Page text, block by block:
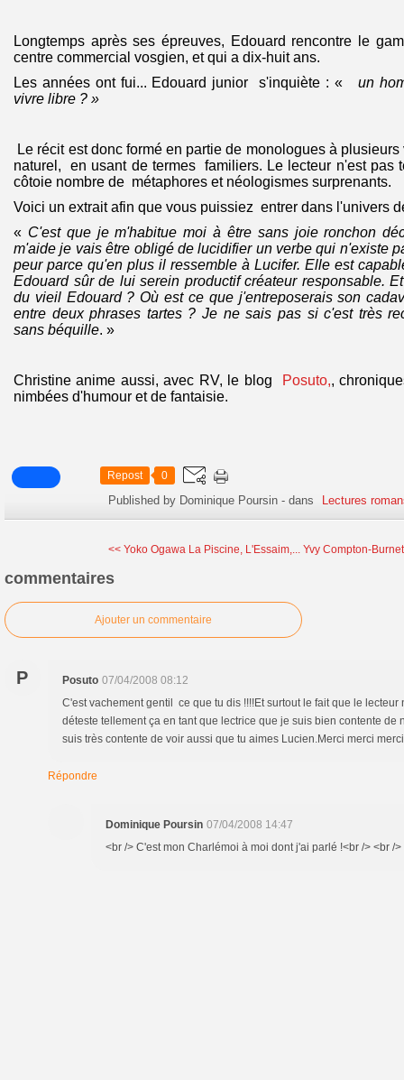
Longtemps après ses épreuves, Edouard rencontre le
centre commercial vosgien, et qui a dix-huit ans.
Les années ont fui... Edouard junior s'inquiète : «un
vivre libre ? »
Le récit est donc formé en partie de monologues à
naturel, en usant de termes familiers. Le lecteur n'est pas
côtoie nombre de métaphores et néologismes surprenants.
Voici un extrait afin que vous puissiez entrer dans l'univers
« C'est que je m'habitue moi à être sans joie ronchon
m'aide je vais être obligé de lucidifier un verbe qui n'existe
peur parce qu'en plus il ressemble à Lucifer. Elle est
Edouard sûr de lui serein productif créateur responsable.
du vieil Edouard ? Où est ce que j'entreposerais son
entre deux phrases tartes ? Je ne sais pas si c'est très
sans béquille. »
Christine anime aussi, avec RV, le blog Posuto,,
nimbées d'humour et de fantaisie.
Repost 0
Published by Dominique Poursin -dans Lectures
<< Yoko Ogawa La Piscine, L'Essaim,... Yvy Compton-
commentaires
Ajouter un commentaire
P Posuto 07/04/2008 08:12
C'est vachement gentil ce que tu dis !!!!Et surtout le fait que le lecteur
déteste tellement ça en tant que lectrice que je suis bien contente de
suis très contente de voir aussi que tu aimes Lucien.Merci merci
Répondre
Dominique Poursin 07/04/2008 14:47
<br /> C'est mon Charlémoi à moi dont j'ai parlé !<br /> <br />